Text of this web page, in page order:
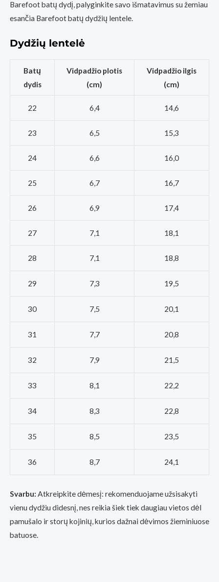
Barefoot batų dydį, palyginkite savo išmatavimus su žemiau
esančia Barefoot batų dydžių lentele.
Dydžių lentelė
Batų
dydis
Vidpadžio plotis
(cm)
Vidpadžio ilgis
(cm)
22 6,4 14,6
23 6,5 15,3
24 6,6 16,0
25 6,7 16,7
26 6,9 17,4
27 7,1 18,1
28 7,1 18,8
29 7,3 19,5
30 7,5 20,1
31 7,7 20,8
32 7,9 21,5
33 8,1 22,2
34 8,3 22,8
35 8,5 23,5
36 8,7 24,1
Svarbu: Atkreipkite dėmesį: rekomenduojame užsisakyti
vienu dydžiu didesnį, nes reikia šiek tiek daugiau vietos dėl
pamušalo ir storų kojinių, kurios dažnai dėvimos žieminiuose
batuose.